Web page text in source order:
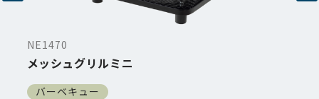
NE1470
メッシュグリルミニ
バーベキュー